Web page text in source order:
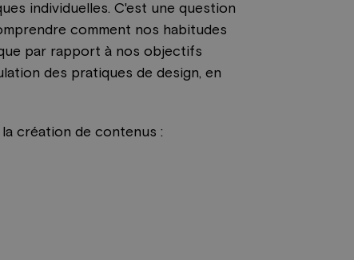
individuelles. C'est une question
comment nos habitudes
par rapport à nos objectifs
des pratiques de design, en
création de contenus :